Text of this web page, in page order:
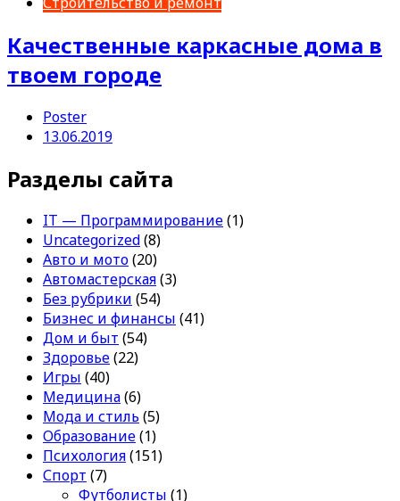
Качественные каркасные дома в
твоем городе
Poster
13.06.2019
Разделы сайта
IT — Программирование(1)
Uncategorized(8)
Авто и мото(20)
Автомастерская(3)
Без рубрики (54)
Бизнес и финансы (41)
Дом и быт (54)
Здоровье(22)
Игры (40)
Медицина(6)
Мода и стиль (5)
Образование(1)
Психология(151)
Спорт (7)
Футболисты (1)